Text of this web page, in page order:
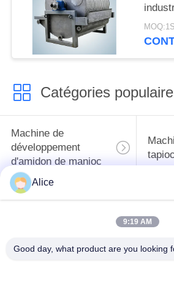
de
Catégories
Machine de
développement
d'amidon de manioc
farine
Alice
9:19 AM
Good day, what product are you looking